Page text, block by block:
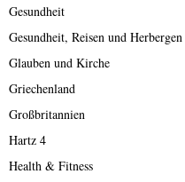
Gesundheit
Gesundheit, Reisen und Herbergen
Glauben und Kirche
Griechenland
Großbritannien
Hartz 4
Health & Fitness